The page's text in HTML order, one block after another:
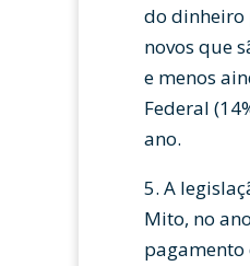
do dinheiro
novos que
e menos
Federal
ano.
5. A
Mito, no
pagamento